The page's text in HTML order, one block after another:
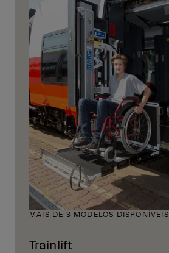
MAIS DE 3 MODELOS DISPONÍVEIS
Trainlift